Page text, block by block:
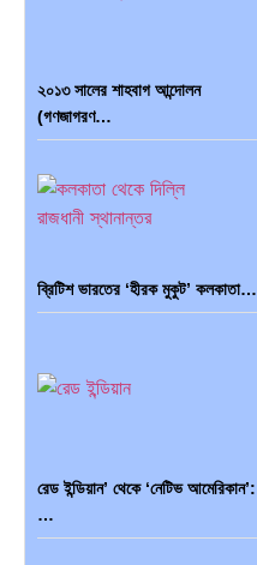
ভারত মহাসাগরের অশ্রু: শ্রীলঙ্কার
পৃথিবীতে বর্তমানে মোট দেশের সংখ্যা…
২০১৩ সালের শাহবাগ আন্দোলন
(গণজাগরণ…
ব্রিটিশ ভারতের ‘হীরক মুকুট’ কলকাতা…
রেড ইন্ডিয়ান’ থেকে ‘নেটিভ আমেরিকান’:
…